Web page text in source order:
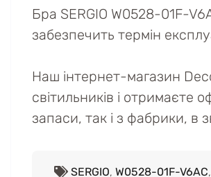
Бра SERGIO W0528-01F-
забезпечить термін
Наш інтернет-магазин
світильників і отримаєте
запаси, так і з фабрики, в
SERGIO, W0528-01F-V6AC,